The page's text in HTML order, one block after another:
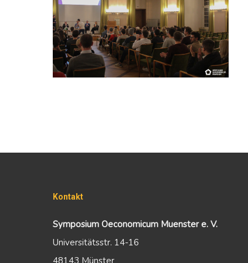
Kontakt
Symposium Oeconomicum Muenster e. V.
Universitätsstr. 14-16
48143 Münster